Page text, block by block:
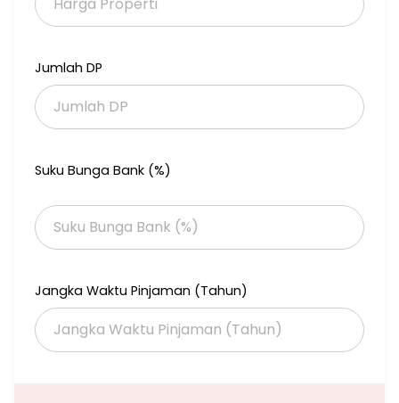
- japek 2 ( exit burangkeng )
Atn318 gpcbbr
12326
Jumlah DP
Suku Bunga Bank (%)
Jangka Waktu Pinjaman (Tahun)